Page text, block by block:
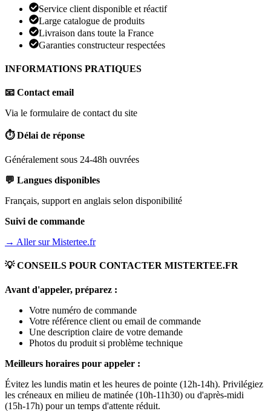
Service client disponible et réactif
Large catalogue de produits
Livraison dans toute la France
Garanties constructeur respectées
INFORMATIONS PRATIQUES
📧 Contact email
Via le formulaire de contact du site
⏱️ Délai de réponse
Généralement sous 24-48h ouvrées
💬 Langues disponibles
Français, support en anglais selon disponibilité
Suivi de commande
→ Aller surMistertee.fr
💡 CONSEILS POUR CONTACTER MISTERTEE.FR
Avant d'appeler, préparez :
Votre numéro de commande
Votre référence client ou email de commande
Une description claire de votre demande
Photos du produit si problème technique
Meilleurs horaires pour appeler :
Évitez les lundis matin et les heures de pointe (12h-14h). Privilégiez
les créneaux en milieu de matinée (10h-11h30) ou d'après-midi
(15h-17h) pour un temps d'attente réduit.